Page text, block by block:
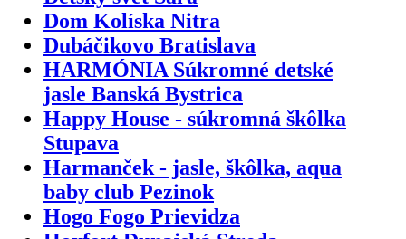
Dom Kolíska Nitra
Dubáčikovo Bratislava
HARMÓNIA Súkromné detské
jasle Banská Bystrica
Happy House - súkromná škôlka
Stupava
Harmanček - jasle, škôlka, aqua
baby club Pezinok
Hogo Fogo Prievidza